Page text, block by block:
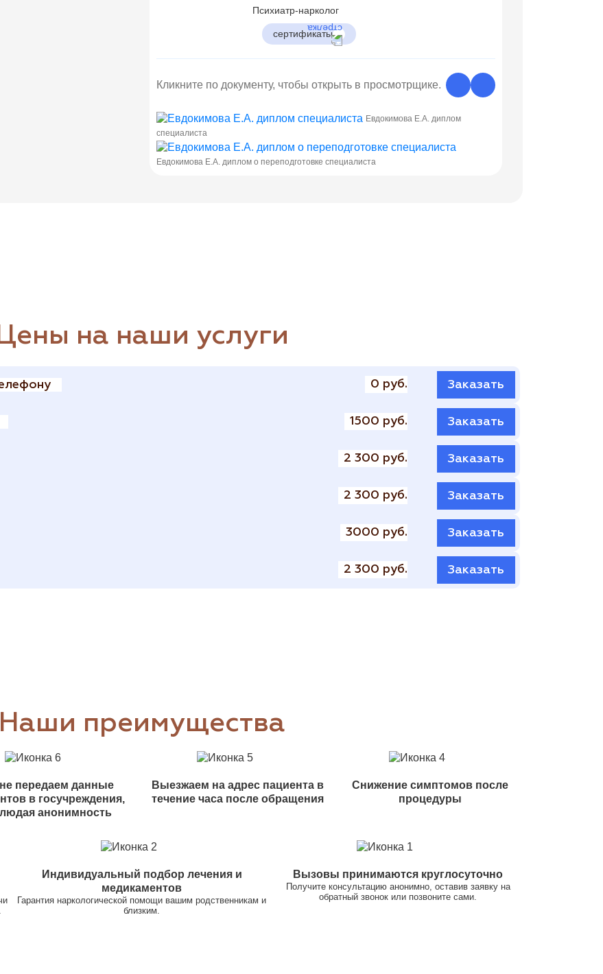
Психиатр-нарколог
сертификаты
Кликните по документу, чтобы открыть в просмотрщике.
Евдокимова Е.А. диплом
специалиста
Евдокимова Е.А. диплом о переподготовке специалиста
Цены на наши услуги
0 руб. Заказать
1500 руб. Заказать
2 300 руб. Заказать
2 300 руб. Заказать
3000 руб. Заказать
2 300 руб. Заказать
Наши преимущества
передаем данные
в госучреждения,
анонимность
Выезжаем на адрес пациента в
течение часа после обращения
Снижение симптомов после
процедуры
Индивидуальный подбор лечения и
медикаментов
Гарантия наркологической помощи вашим родственникам и
близким.
Вызовы принимаются круглосуточно
Получите консультацию анонимно, оставив заявку на
обратный звонок или позвоните сами.